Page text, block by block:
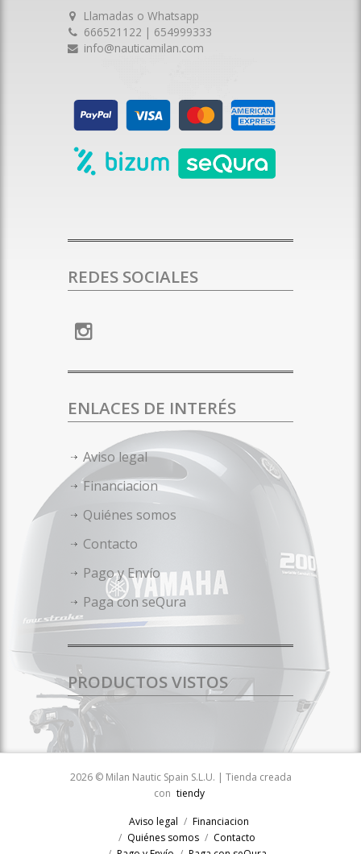
Llamadas o Whatsapp
666521122 | 654999333
info@nauticamilan.com
REDES SOCIALES
ENLACES DE INTERÉS
Aviso legal
Financiacion
Quiénes somos
Contacto
Pago y Envío
Paga con seQura
PRODUCTOS VISTOS
2026 © Milan Nautic Spain S.L.U. | Tienda creada
con tiendy
Aviso legal
Financiacion
Quiénes somos
Contacto